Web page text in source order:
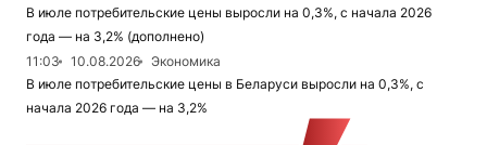
В июле потребительские цены выросли на 0,3%, с начала 2026
года — на 3,2% (дополнено)
11:03
10.08.2026
Экономика
В июле потребительские цены в Беларуси выросли на 0,3%, с
начала 2026 года — на 3,2%